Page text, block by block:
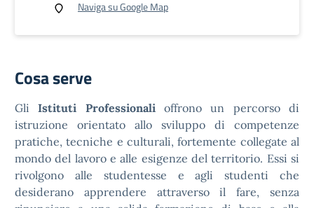
Naviga su Google Map
Cosa serve
GliIstituti Professionalioffrono un percorso di
istruzione orientato allo sviluppo di competenze
pratiche, tecniche e culturali, fortemente collegate al
mondo del lavoro e alle esigenze del territorio. Essi si
rivolgono alle studentesse e agli studenti che
desiderano apprendere attraverso il fare, senza